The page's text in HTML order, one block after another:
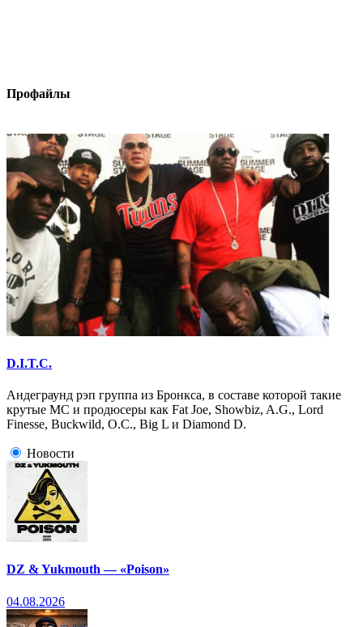
Профайлы
D.I.T.C.
Андеграунд рэп группа из Бронкса, в составе которой такие
крутые МС и продюсеры как Fat Joe, Showbiz, A.G., Lord
Finesse, Buckwild, O.C., Big L и Diamond D.
Новости
DZ & Yukmouth — «Poison»
04.08.2026